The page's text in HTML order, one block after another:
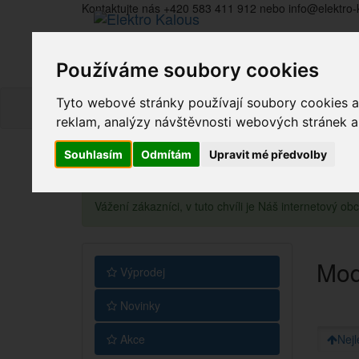
Používáme soubory cookies
Tyto webové stránky používají soubory cookies
reklam, analýzy návštěvnosti webových stránek
Souhlasím Odmítám Upravit mé předvolby
Kontaktujte nás +420 583 411 912 nebo
Vážení zákazníci, v tuto chvíli je Náš internetový
Výprodej
Novinky
Akce